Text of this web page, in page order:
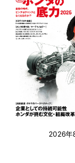
2026年